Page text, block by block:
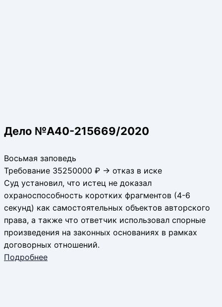
Дело №А40-215669/2020
Восьмая заповедь
Требование 35250000 ₽ → отказ в иске
Суд установил, что истец не доказал
охраноспособность коротких фрагментов (4-6
секунд) как самостоятельных объектов авторского
права, а также что ответчик использовал спорные
произведения на законных основаниях в рамках
договорных отношений.
Подробнее